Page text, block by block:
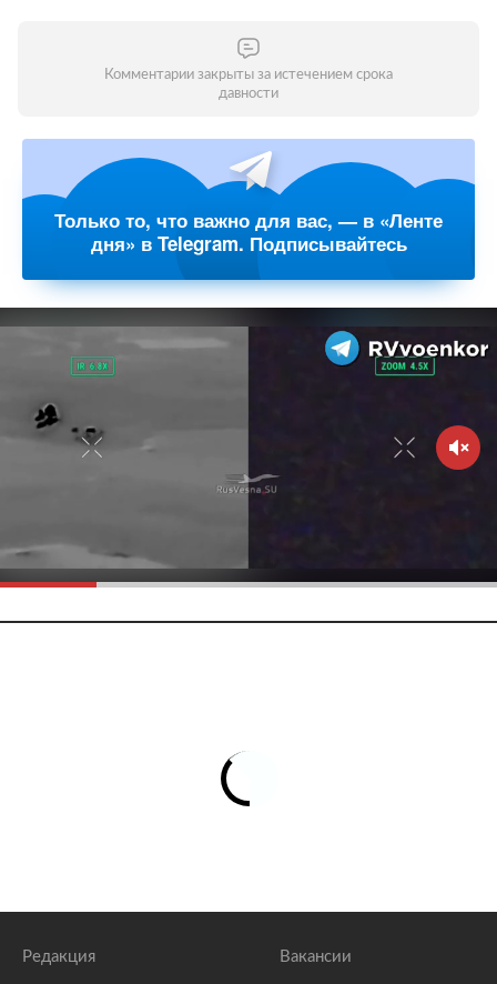
Комментарии закрыты за истечением срока
давности
Только то, что важно для вас, — в «Ленте
дня» в Telegram. Подписывайтесь
Редакция Вакансии